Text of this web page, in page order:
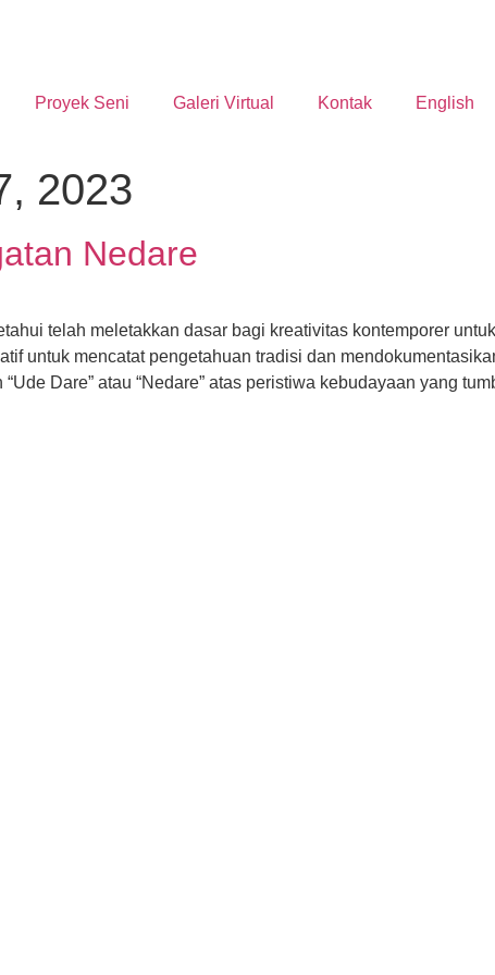
Proyek Seni Galeri Virtual Kontak English
2023
Nedare
telah meletakkan dasar bagi kreativitas kontemporer
untuk mencatat pengetahuan tradisi dan
Dare” atau “Nedare” atas peristiwa kebudayaan yang